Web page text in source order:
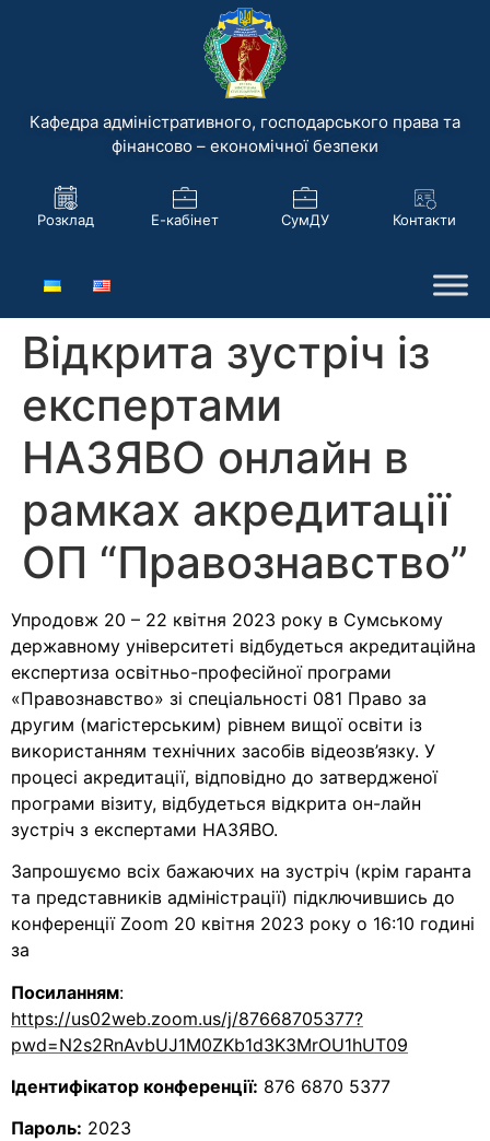
Кафедра адміністративного, господарського права та
фінансово – економічної безпеки
Розклад Е-кабінет СумДУ Контакти
Відкрита зустріч із
експертами
НАЗЯВО онлайн в
рамках акредитації
ОП “Правознавство”
Упродовж 20 – 22 квітня 2023 року в Сумському
державному університеті відбудеться акредитаційна
експертиза освітньо-професійної програми
«Правознавство» зі спеціальності 081 Право за
другим (магістерським) рівнем вищої освіти із
використанням технічних засобів відеозв’язку. У
процесі акредитації, відповідно до затвердженої
програми візиту, відбудеться відкрита он-лайн
зустріч з експертами НАЗЯВО.
Запрошуємо всіх бажаючих на зустріч (крім гаранта
та представників адміністрації) підключившись до
конференції Zoom 20 квітня 2023 року o 16:10 годині
за
Посиланням:
https://us02web.zoom.us/j/87668705377?
pwd=N2s2RnAvbUJ1M0ZKb1d3K3MrOU1hUT09
Ідентифікатор конференції: 876 6870 5377
Пароль: 2023